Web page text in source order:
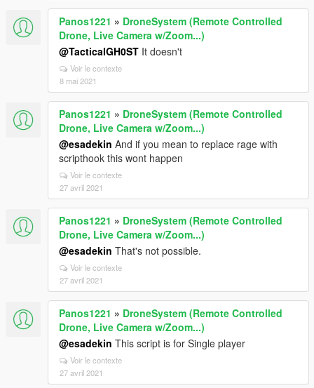
Panos1221 » DroneSystem (Remote Controlled
Drone, Live Camera w/Zoom...)
@TacticalGH0ST It doesn't
Voir le contexte
8 mai 2021
Panos1221 » DroneSystem (Remote Controlled
Drone, Live Camera w/Zoom...)
@esadekin And if you mean to replace rage with
scripthook this wont happen
Voir le contexte
27 avril 2021
Panos1221 » DroneSystem (Remote Controlled
Drone, Live Camera w/Zoom...)
@esadekin That's not possible.
Voir le contexte
27 avril 2021
Panos1221 » DroneSystem (Remote Controlled
Drone, Live Camera w/Zoom...)
@esadekin This script is for Single player
Voir le contexte
27 avril 2021